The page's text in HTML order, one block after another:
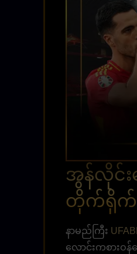
အွန်လိုင်း
တိုက်ရို
နာမည်ကြီး
လောင်းကစားဝ